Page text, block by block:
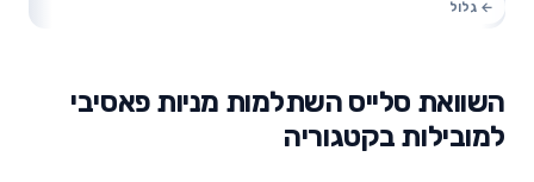
השוואת סלייס השתלמות מניות פאסיבי
למובילות בקטגוריה